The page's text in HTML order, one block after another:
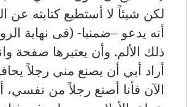
لكن شيئاً لا أستطيع كتابته عن
أنه يدعو –ضمنيا- (فى نهاية
ذلك الألم. وأن يعتبرها صفحة
أراد أبي أن يصنع مني رجلاً
الآن فأنا أصنع رجلاً من نفسي،